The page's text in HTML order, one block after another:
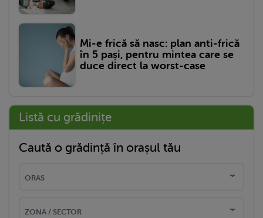
Mi-e frică să nasc: plan anti-frică
în 5 pași, pentru mintea care se
duce direct la worst-case
Listă cu grădinițe
Caută o grădință în orașul tău